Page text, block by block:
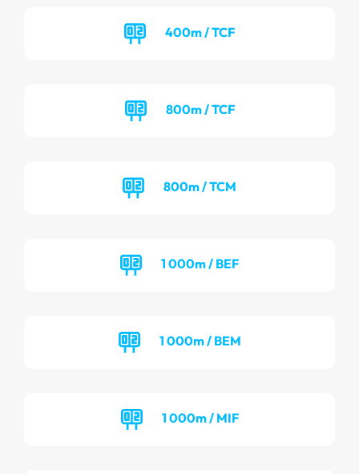
400m / TCF
800m / TCF
800m / TCM
1 000m / BEF
1 000m / BEM
1 000m / MIF